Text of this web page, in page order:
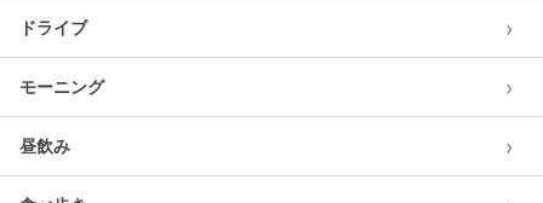
ドライブ ›
モーニング ›
昼飲み ›